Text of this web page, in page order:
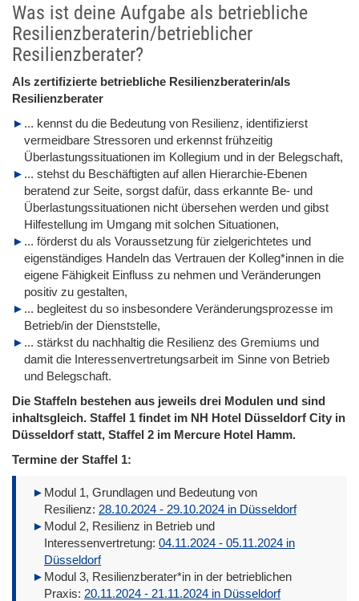
Was ist deine Aufgabe als betriebliche
Resilienzberaterin/betrieblicher
Resilienzberater?
Als zertifizierte betriebliche Resilienzberaterin/als
Resilienzberater
... kennst du die Bedeutung von Resilienz, identifizierst
vermeidbare Stressoren und erkennst frühzeitig
Überlastungssituationen im Kollegium und in der Belegschaft,
... stehst du Beschäftigten auf allen Hierarchie-Ebenen
beratend zur Seite, sorgst dafür, dass erkannte Be- und
Überlastungssituationen nicht übersehen werden und gibst
Hilfestellung im Umgang mit solchen Situationen,
... förderst du als Voraussetzung für zielgerichtetes und
eigenständiges Handeln das Vertrauen der Kolleg*innen in die
eigene Fähigkeit Einfluss zu nehmen und Veränderungen
positiv zu gestalten,
... begleitest du so insbesondere Veränderungsprozesse im
Betrieb/in der Dienststelle,
... stärkst du nachhaltig die Resilienz des Gremiums und
damit die Interessenvertretungsarbeit im Sinne von Betrieb
und Belegschaft.
Die Staffeln bestehen aus jeweils drei Modulen und sind
inhaltsgleich. Staffel 1 findet im NH Hotel Düsseldorf City in
Düsseldorf statt, Staffel 2 im Mercure Hotel Hamm.
Termine der Staffel 1:
Modul 1, Grundlagen und Bedeutung von
Resilienz: 28.10.2024 - 29.10.2024 in Düsseldorf
Modul 2, Resilienz in Betrieb und
Interessenvertretung: 04.11.2024 - 05.11.2024 in
Düsseldorf
Modul 3, Resilienzberater*in in der betrieblichen
Praxis: 20.11.2024 - 21.11.2024 in Düsseldorf